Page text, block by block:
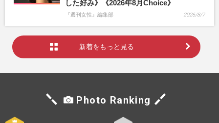
した好み》《2026年8月Choice》
『週刊女性』編集部 2026/8/7
新着をもっと見る
Photo Ranking